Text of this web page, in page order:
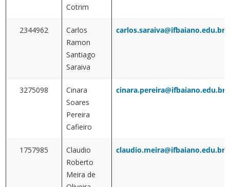
Cotrim
2344962
Carlos
Ramon
Santiago
Saraiva
carlos.saraiva@ifbaiano.edu.br
3275098
Cinara
Soares
Pereira
Cafieiro
cinara.pereira@ifbaiano.edu.br
1757985
Claudio
Roberto
Meira de
claudio.meira@ifbaiano.edu.br